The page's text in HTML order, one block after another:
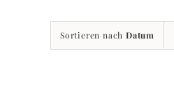
Sortieren nach Datum